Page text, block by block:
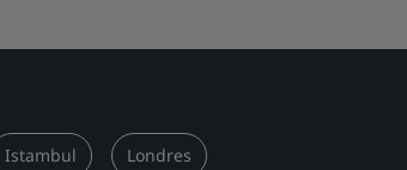
Istambul Londres